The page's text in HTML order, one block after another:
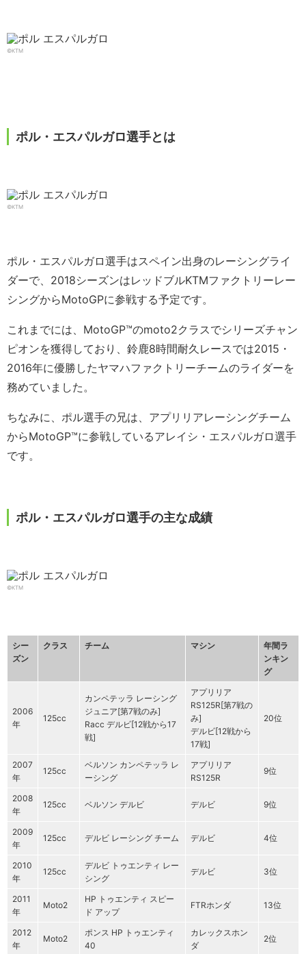
©KTM
ポル・エスパルガロ選手とは
©KTM
ポル・エスパルガロ選手はスペイン出身のレーシングライ
ダーで、2018シーズンはレッドブルKTMファクトリーレー
シングからMotoGPに参戦する予定です。
これまでには、MotoGP™のmoto2クラスでシリーズチャン
ピオンを獲得しており、鈴鹿8時間耐久レースでは2015・
2016年に優勝したヤマハファクトリーチームのライダーを
務めていました。
ちなみに、ポル選手の兄は、アプリリアレーシングチーム
からMotoGP™に参戦しているアレイシ・エスパルガロ選手
です。
ポル・エスパルガロ選手の主な成績
©KTM
シー
ズン
クラス チーム マシン
年間ラ
ンキン
グ
2006
年
125cc
カンペテッラ レーシング
ジュニア[第7戦のみ]
Racc デルビ[12戦から17
戦]
アプリリア
RS125R[第7戦の
み]
デルビ[12戦から
17戦]
20位
2007
年
125cc
ベルソン カンペテッラ レ
ーシング
アプリリア
RS125R
9位
2008
年
125cc ベルソン デルビ デルビ 9位
2009
年
125cc デルビ レーシング チーム デルビ 4位
2010
年
125cc
デルビ トゥエンティ レー
シング
デルビ 3位
2011
年
Moto2
HP トゥエンティ スピー
ド アップ
FTRホンダ 13位
2012
年
Moto2
ポンス HP トゥエンティ
40
カレックスホン
ダ
2位